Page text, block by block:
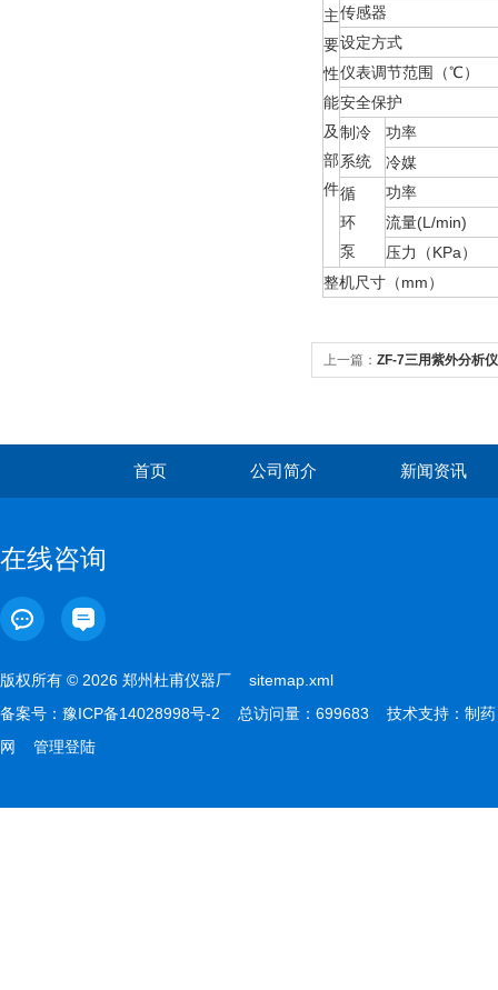
主
要
性
能
及
部
件
传感器
设定方式
仪表调节范围（℃）
安全保护
制冷
系统
功率
冷媒
循
环
泵
功率
流量(L/min)
压力（KPa）
整机尺寸（mm）
上一篇： ZF-7三用紫外分析
首页 公司简介 新闻资讯
在线咨询
版权所有 © 2026 郑州杜甫仪器厂 sitemap.xml
备案号： 豫ICP备14028998号-2 总访问量：699683 技术支持： 制药
网
管理登陆